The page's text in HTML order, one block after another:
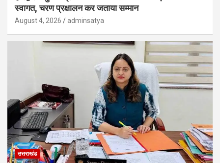
स्वागत, चरण प्रक्षालन कर जताया सम्मान
August 4, 2026 adminsatya
उत्तराखंड